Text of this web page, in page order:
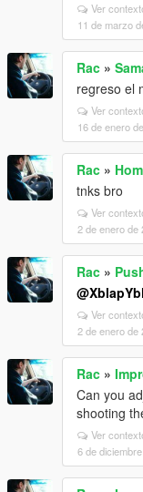
Ver
11 de marzo
Rac »
regreso el
Ver
16 de enero
Rac »
tnks bro
Ver
2 de enero de
Rac »
Ver
2 de enero de
Rac »
Can you
shooting
Ver
6 de